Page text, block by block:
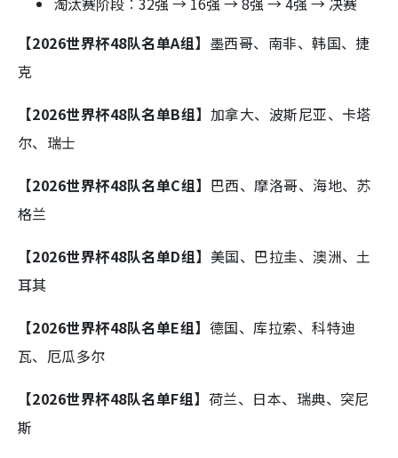
【2026世界杯48队名单A组】 墨西哥、南非、韩国、捷
克
【2026世界杯48队名单B组】 加拿大、波斯尼亚、卡塔
尔、瑞士
【2026世界杯48队名单C组】 巴西、摩洛哥、海地、苏
格兰
【2026世界杯48队名单D组】 美国、巴拉圭、澳洲、土
耳其
【2026世界杯48队名单E组】 德国、库拉索、科特迪
瓦、厄瓜多尔
【2026世界杯48队名单F组】 荷兰、日本、瑞典、突尼
斯